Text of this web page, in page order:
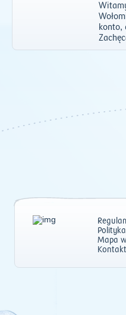
konto,
Mapa
Kontakt